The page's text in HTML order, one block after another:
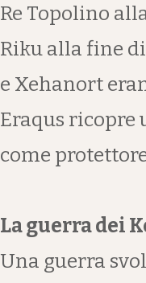
Re Topolino
Riku alla fine
e Xehanort
Eraqus ricopre
come
La guerra dei
Una guerra